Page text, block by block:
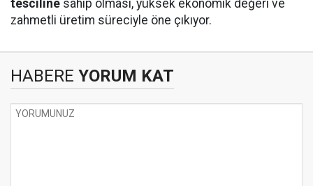
tesciline sahip olması, yüksek ekonomik değeri ve
zahmetli üretim süreciyle öne çıkıyor.
HABERE YORUM KAT